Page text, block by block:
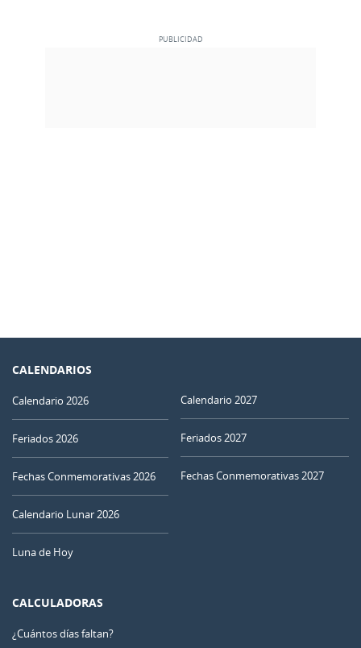
CALENDARIOS
Calendario 2026
Feriados 2026
Fechas Conmemorativas 2026
Calendario Lunar 2026
Luna de Hoy
Calendario 2027
Feriados 2027
Fechas Conmemorativas 2027
CALCULADORAS
¿Cuántos días faltan?